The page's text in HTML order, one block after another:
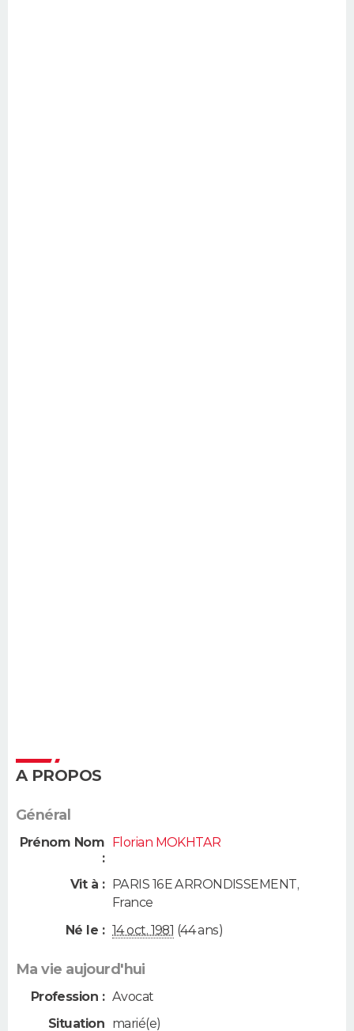
A PROPOS
Général
Prénom Nom
:
Florian MOKHTAR
Vit à : PARIS 16E ARRONDISSEMENT,
France
Né le : 14 oct. 1981 (44 ans)
Ma vie aujourd'hui
Profession : Avocat
Situation marié(e)